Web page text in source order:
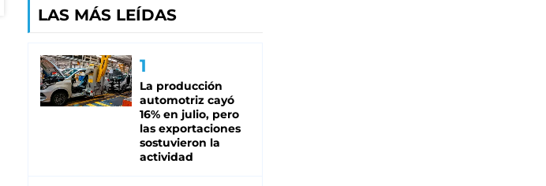
LAS MÁS LEÍDAS
La producción
automotriz cayó
16% en julio, pero
las exportaciones
sostuvieron la
actividad